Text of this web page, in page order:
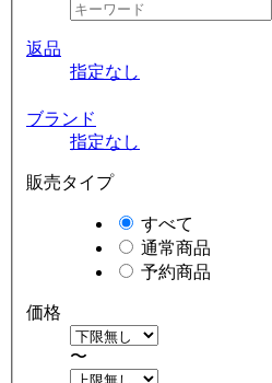
返品
指定なし
ブランド
指定なし
販売タイプ
すべて
通常商品
予約商品
価格
〜